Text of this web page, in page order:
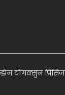
टोंगक्सुन